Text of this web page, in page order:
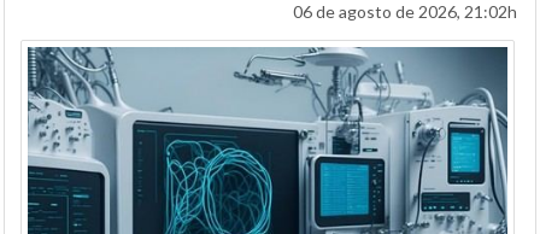
06 de agosto de 2026, 21:02h